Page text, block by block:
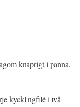
knaprigt i panna.
kycklingfilé i två